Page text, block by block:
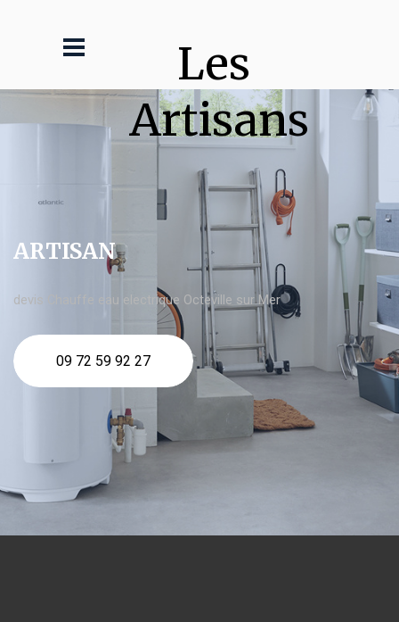
Les
Artisans
ARTISAN
devis Chauffe eau electrique Octeville sur Mer
09 72 59 92 27